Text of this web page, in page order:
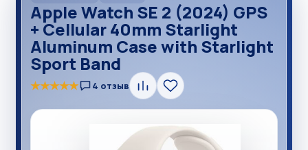
Apple Watch SE 2 (2024) GPS
+ Cellular 40mm Starlight
Aluminum Case with Starlight
Sport Band
★★★★★ 4 отзыв Сравнить
В
избранное